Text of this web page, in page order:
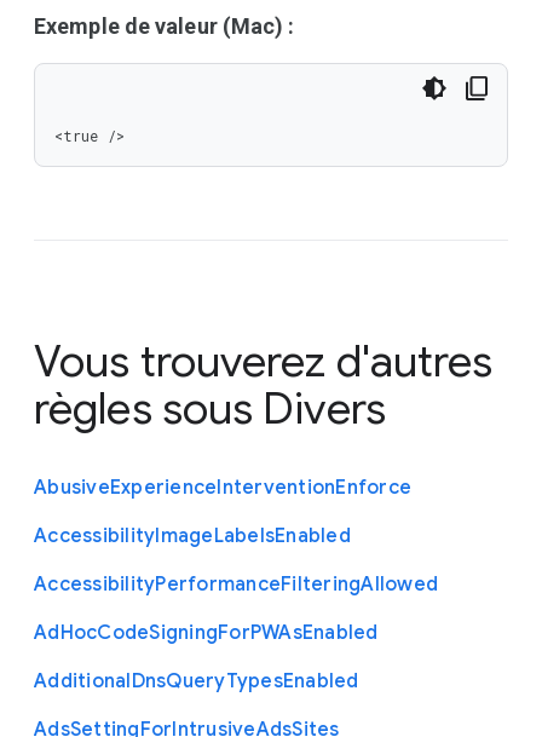
Exemple de valeur (Mac) :
<true />
Vous trouverez d'autres
règles sous Divers
AbusiveExperienceInterventionEnforce
AccessibilityImageLabelsEnabled
AccessibilityPerformanceFilteringAllowed
AdHocCodeSigningForPWAsEnabled
AdditionalDnsQueryTypesEnabled
AdsSettingForIntrusiveAdsSites